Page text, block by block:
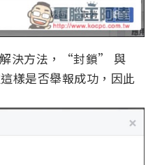
解決方法，“封鎖” 與
樣是否舉報成功，因此